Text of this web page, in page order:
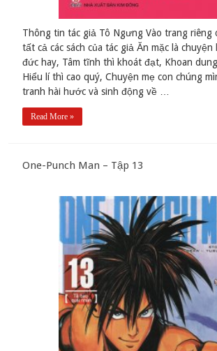
Thông tin tác giả Tô Ngưng Vào trang riêng
tất cả các sách của tác giả Ăn mặc là
đức hay, Tâm tĩnh thì khoát đạt, Khoan
Hiểu lí thì cao quý, Chuyện mẹ con chúng
tranh hài hước và sinh động về …
Read More »
One-Punch Man – Tập 13